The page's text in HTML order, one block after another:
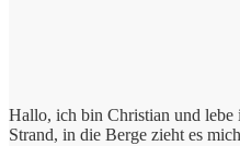
Hallo, ich bin Christian und
Strand, in die Berge zieht es